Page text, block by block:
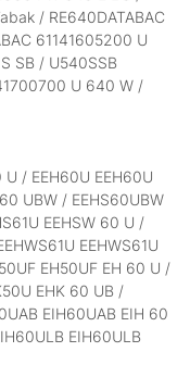
/ RE640DATABAC
61141605200 U
SB / U540SSB
U 640 W /
U / EEH60U EEH60U
UBW / EEHS60UBW
EEHSW 60 U /
EEHWS61U
EH50UF EH 60 U /
EHK 60 UB /
EIH60UAB EIH 60
EIH60ULB